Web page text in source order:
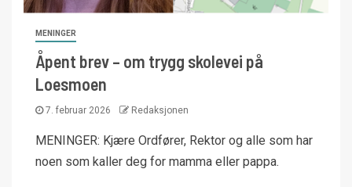
MENINGER
Åpent brev – om trygg skolevei på
Loesmoen
7. februar 2026 Redaksjonen
MENINGER: Kjære Ordfører, Rektor og alle som har
noen som kaller deg for mamma eller pappa.